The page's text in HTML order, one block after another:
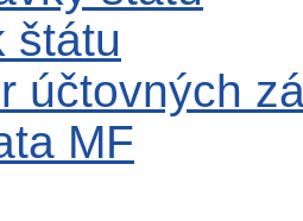
štátu
účtovných
MF